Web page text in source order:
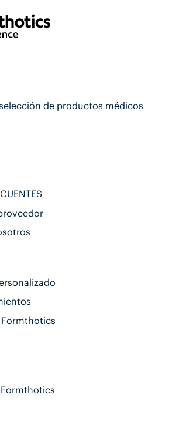
de productos médicos